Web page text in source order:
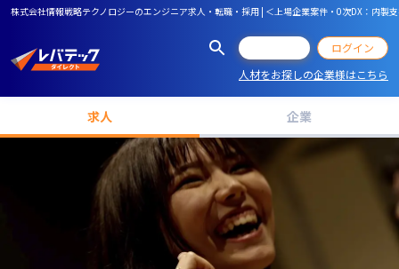
株式会社情報戦略テクノロジーのエンジニア求人・転職・採用 | ＜上場企業案件・0次DX：内製
ログイン
人材をお探しの企業様はこちら
求人 企業